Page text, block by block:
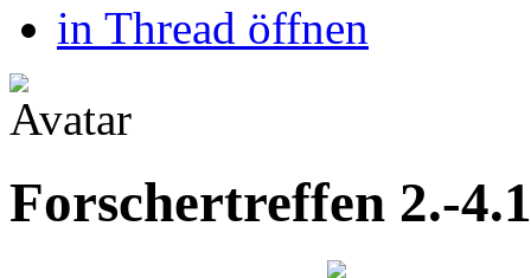
in Thread öffnen
Forschertreffen 2.-